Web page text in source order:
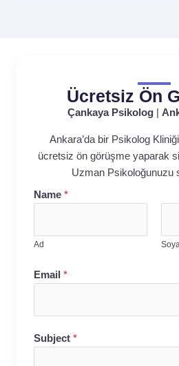
Ücretsiz Ön
Çankaya Psikolog
Ankara’da bir Psikolog
ücretsiz ön görüşme yaparak
Uzman Psikoloğunuzu
Name *
Ad
Email *
Subject *